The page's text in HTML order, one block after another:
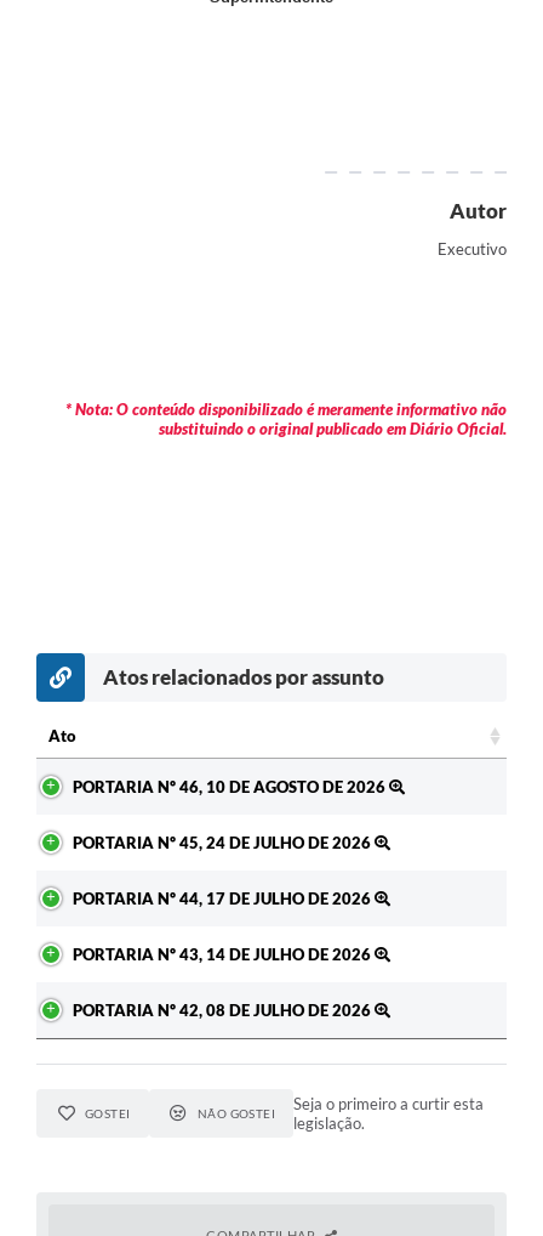
Autor
Executivo
* Nota: O conteúdo disponibilizado é meramente informativo não
substituindo o original publicado em Diário Oficial.
Atos relacionados por assunto
Ato
PORTARIA Nº 46, 10 DE AGOSTO DE 2026
PORTARIA Nº 45, 24 DE JULHO DE 2026
PORTARIA Nº 44, 17 DE JULHO DE 2026
PORTARIA Nº 43, 14 DE JULHO DE 2026
PORTARIA Nº 42, 08 DE JULHO DE 2026
GOSTEI NÃO GOSTEI
Seja o primeiro a curtir esta
legislação.